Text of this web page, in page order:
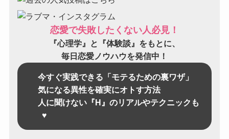
恋愛で失敗したくない人必見！
『心理学』と『体験談』をもとに、
毎日恋愛ノウハウを発信中！
今すぐ実践できる「モテるための裏ワザ」
気になる異性を確実にオトす方法
人に聞けない『H』のリアルやテクニックも
♥